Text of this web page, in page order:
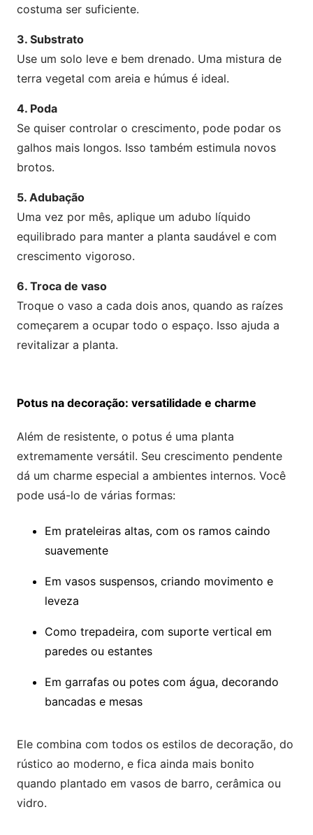
costuma ser suficiente.
3. Substrato
Use um solo leve e bem drenado. Uma mistura de
terra vegetal com areia e húmus é ideal.
4. Poda
Se quiser controlar o crescimento, pode podar os
galhos mais longos. Isso também estimula novos
brotos.
5. Adubação
Uma vez por mês, aplique um adubo líquido
equilibrado para manter a planta saudável e com
crescimento vigoroso.
6. Troca de vaso
Troque o vaso a cada dois anos, quando as raízes
começarem a ocupar todo o espaço. Isso ajuda a
revitalizar a planta.
Potus na decoração: versatilidade e charme
Além de resistente, o potus é uma planta
extremamente versátil. Seu crescimento pendente
dá um charme especial a ambientes internos. Você
pode usá-lo de várias formas:
Em prateleiras altas, com os ramos caindo
suavemente
Em vasos suspensos, criando movimento e
leveza
Como trepadeira, com suporte vertical em
paredes ou estantes
Em garrafas ou potes com água, decorando
bancadas e mesas
Ele combina com todos os estilos de decoração, do
rústico ao moderno, e fica ainda mais bonito
quando plantado em vasos de barro, cerâmica ou
vidro.